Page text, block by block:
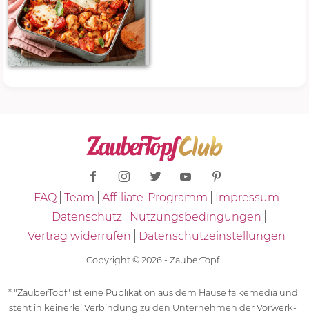
FAQ Team Affiliate-Programm
Impressum
Datenschutz
Nutzungsbedingungen
Vertrag widerrufen
Datenschutzeinstellungen
Copyright © 2026 - ZauberTopf
* "ZauberTopf" ist eine Publikation aus dem Hause falkemedia und
steht in keinerlei Verbindung zu den Unternehmen der Vorwerk-